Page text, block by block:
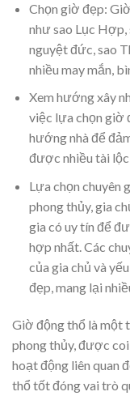
Chọn giờ đẹp:
như sao Lục
nguyệt đức, sao
nhiều may mắn,
Xem hướng xây
việc lựa chọn giờ
hướng nhà để
được nhiều tài
Lựa chọn chuyên
phong thủy, gia
gia có uy tín để
hợp nhất. Các
của gia chủ và
đẹp, mang lại
Giờ động thổ là một
phong thủy, được
hoạt động liên quan
thổ tốt đóng vai trò